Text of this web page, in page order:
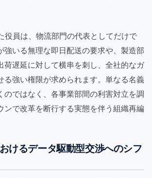
役員は、物流部門の代表としてだけで
強いる無理な即日配送の要求や、製造部
荷遅延に対して横串を刺し、全社的なガ
る強い権限が求められます。単なる名義
のではなく、各事業部間の利害対立を調
ンで改革を断行する実態を伴う組織再編
けるデータ駆動型交渉へのシフ